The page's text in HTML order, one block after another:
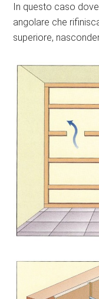
In questo caso
angolare che
superiore,